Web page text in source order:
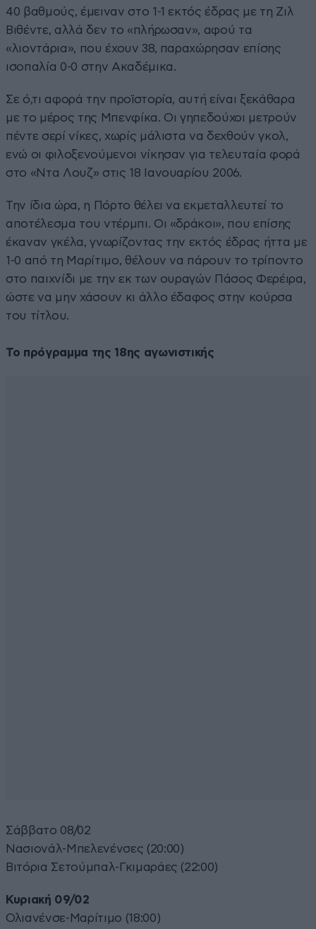
40 βαθμούς, έμειναν στο 1-1 εκτός έδρας με τη Ζιλ
Βιθέντε, αλλά δεν το «πλήρωσαν», αφού τα
«λιοντάρια», που έχουν 38, παραχώρησαν επίσης
ισοπαλία 0-0 στην Ακαδέμικα.
Σε ό,τι αφορά την προϊστορία, αυτή είναι ξεκάθαρα
με το μέρος της Μπενφίκα. Οι γηπεδούχοι μετρούν
πέντε σερί νίκες, χωρίς μάλιστα να δεχθούν γκολ,
ενώ οι φιλοξενούμενοι νίκησαν για τελευταία φορά
στο «Ντα Λουζ» στις 18 Ιανουαρίου 2006.
Την ίδια ώρα, η Πόρτο θέλει να εκμεταλλευτεί το
αποτέλεσμα του ντέρμπι. Οι «δράκοι», που επίσης
έκαναν γκέλα, γνωρίζοντας την εκτός έδρας ήττα με
1-0 από τη Μαρίτιμο, θέλουν να πάρουν το τρίποντο
στο παιχνίδι με την εκ των ουραγών Πάσος Φερέιρα,
ώστε να μην χάσουν κι άλλο έδαφος στην κούρσα
του τίτλου.
Το πρόγραμμα της 18ης αγωνιστικής
Σάββατο 08/02
Νασιονάλ-Μπελενένσες (20:00)
Βιτόρια Σετούμπαλ-Γκιμαράες (22:00)
Κυριακή 09/02
Ολιανένσε-Μαρίτιμο (18:00)